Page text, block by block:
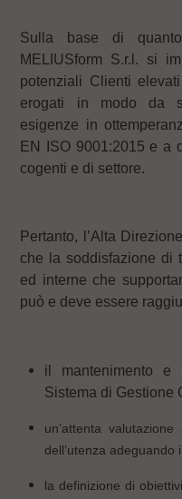
Sulla base di
MELIUSform S.r.l. si
potenziali Clienti
erogati in modo da
esigenze in
EN ISO 9001:2015 e a
cogenti e di settore.
Pertanto, l’Alta
che la soddisfazione di
ed interne che
può e deve essere
il mantenimento e
Sistema di Gestione
un’attenta
dell’utenza adeguando
la definizione di